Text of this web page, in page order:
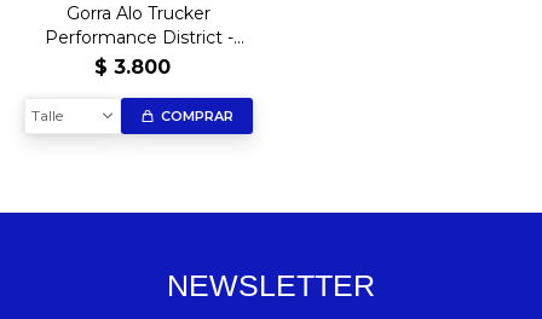
Gorra Alo Trucker
Performance District -
B&W
$ 3.800
Talle COMPRAR
NEWSLETTER